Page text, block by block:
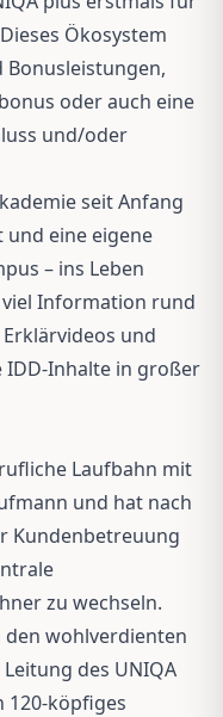
Ökosystem
Bonusleistungen,
oder auch eine
und/oder
seit Anfang
eine eigene
– ins Leben
Information rund
und
IDD-Inhalte in großer
Laufbahn mit
und hat nach
Kundenbetreuung
zu wechseln.
den wohlverdienten
des UNIQA
120-köpfiges